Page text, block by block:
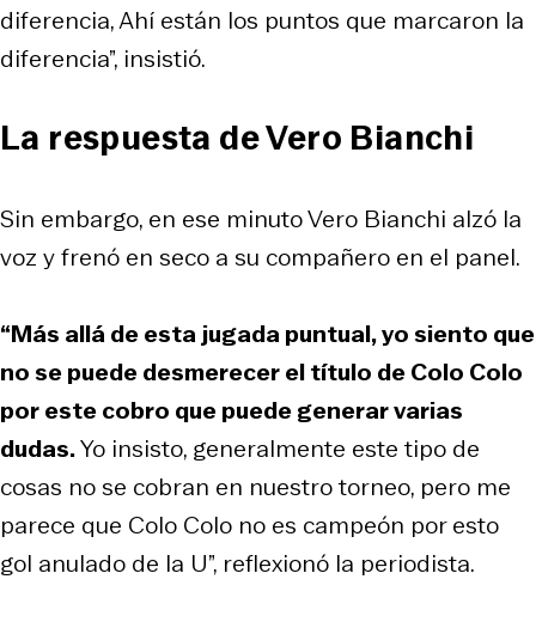
diferencia, Ahí están los puntos que marcaron la
diferencia”, insistió.
La respuesta de Vero Bianchi
Sin embargo, en ese minuto Vero Bianchi alzó la
voz y frenó en seco a su compañero en el panel.
“Más allá de esta jugada puntual, yo siento que
no se puede desmerecer el título de Colo Colo
por este cobro que puede generar varias
dudas.Yo insisto, generalmente este tipo de
cosas no se cobran en nuestro torneo, pero me
parece que Colo Colo no es campeón por esto
gol anulado de la U”, reflexionó la periodista.